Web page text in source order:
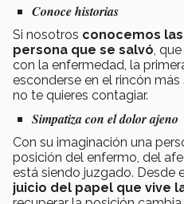
Conoce historias
Si nosotros conocemos
persona que se salvó,
con la enfermedad, la
esconderse en el rincón
no te quieres contagiar.
Simpatiza con el dolor ajeno
Con su imaginación una
posición del enfermo, del
está siendo juzgado. Desde
juicio del papel que vive